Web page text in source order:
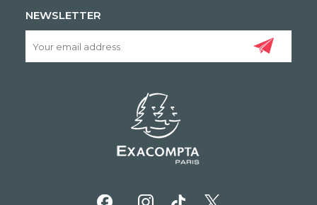
NEWSLETTER